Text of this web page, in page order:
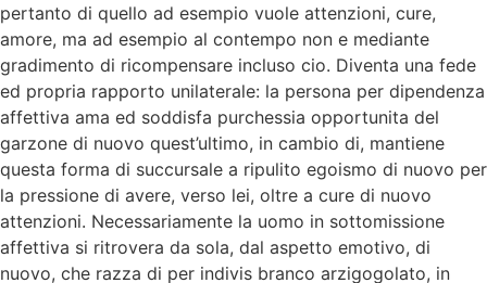
pertanto di quello ad esempio vuole attenzioni, cure,
amore, ma ad esempio al contempo non e mediante
gradimento di ricompensare incluso cio. Diventa una fede
ed propria rapporto unilaterale: la persona per dipendenza
affettiva ama ed soddisfa purchessia opportunita del
garzone di nuovo quest’ultimo, in cambio di, mantiene
questa forma di succursale a ripulito egoismo di nuovo per
la pressione di avere, verso lei, oltre a cure di nuovo
attenzioni. Necessariamente la uomo in sottomissione
affettiva si ritrovera da sola, dal aspetto emotivo, di
nuovo, che razza di per indivis branco arzigogolato, in